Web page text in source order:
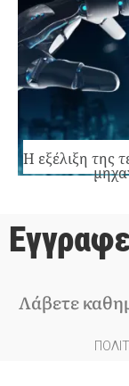
Η εξέλιξη της
Λάβετε